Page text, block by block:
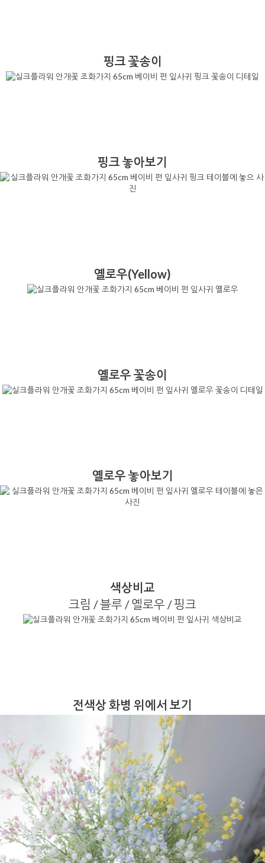
핑크 꽃송이
핑크 놓아보기
옐로우(Yellow)
옐로우 꽃송이
옐로우 놓아보기
색상비교
크림 / 블루 / 옐로우 / 핑크
전색상 화병 위에서 보기